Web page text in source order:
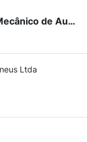
Mecânico Automotivo - Mecânico de Autos
Ltda